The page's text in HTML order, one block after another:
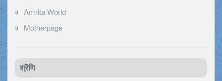
Amrita World
Motherpage
श्रॆणि